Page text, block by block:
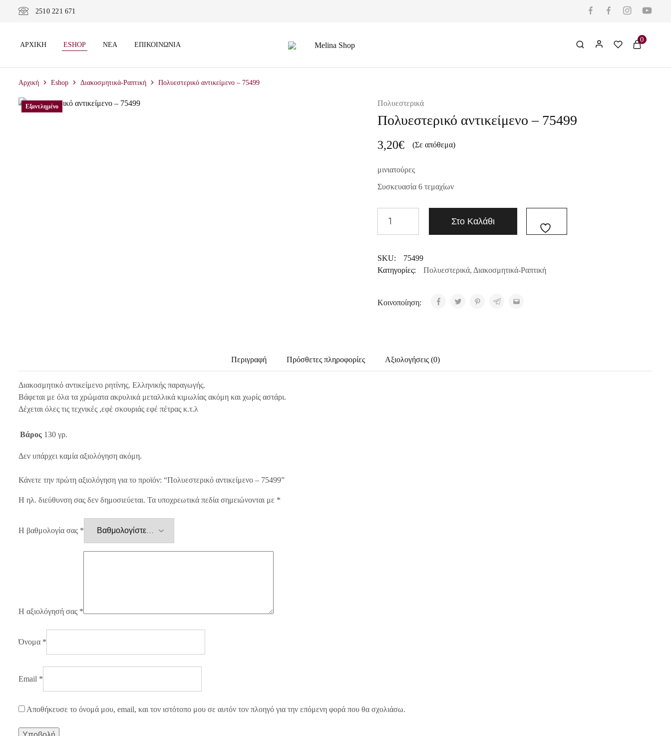
2510 221 671
ΑΡΧΙΚΉ ESHOP ΝΈΑ ΕΠΙΚΟΙΝΩΝΊΑ
Melina
0
Αρχική Eshop Διακοσμητικά-Ραπτική Πολυεστερικό αντικείμενο – 75499
Πολυεστερικά
Πολυεστερικό αντικείμενο – 75499
3,20€ (Σε απόθεμα)
μινιατούρες
Συσκευασία 6 τεμαχίων
Στο Καλάθι
SKU:
75499
Κατηγορίες:
Πολυεστερικά, Διακοσμητικά-Ραπτική
Κοινοποίηση:
Περιγραφή Πρόσθετες πληροφορίες Αξιολογήσεις (0)
Διακοσμητικό αντικείμενο ρητίνης. Ελληνικής παραγωγής.
Βάφεται με όλα τα χρώματα ακρυλικά μεταλλικά κιμωλίας ακόμη και χωρίς αστάρι.
Δέχεται όλες τις τεχνικές ,εφέ σκουριάς εφέ πέτρας κ.τ.λ
Βάρος 130 γρ.
Δεν υπάρχει καμία αξιολόγηση ακόμη.
Κάνετε την πρώτη αξιολόγηση για το προϊόν: “Πολυεστερικό αντικείμενο – 75499”
Η ηλ. διεύθυνση σας δεν δημοσιεύεται. Τα υποχρεωτικά πεδία σημειώνονται με *
Η βαθμολογία σας *
Η αξιολόγησή σας *
Όνομα *
Email *
Αποθήκευσε το όνομά μου, email, και τον ιστότοπο μου σε αυτόν τον πλοηγό για την επόμενη φορά που θα σχολιάσω.
Εξαντλημένο